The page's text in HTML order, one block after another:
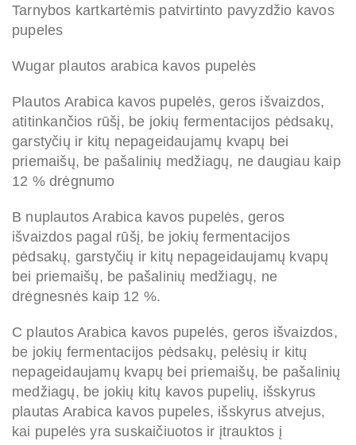
Tarnybos kartkartėmis patvirtinto pavyzdžio kavos
pupeles
Wugar plautos arabica kavos pupelės
Plautos Arabica kavos pupelės, geros išvaizdos,
atitinkančios rūšį, be jokių fermentacijos pėdsakų,
garstyčių ir kitų nepageidaujamų kvapų bei
priemaišų, be pašalinių medžiagų, ne daugiau kaip
12 % drėgnumo
B nuplautos Arabica kavos pupelės, geros
išvaizdos pagal rūšį, be jokių fermentacijos
pėdsakų, garstyčių ir kitų nepageidaujamų kvapų
bei priemaišų, be pašalinių medžiagų, ne
drėgnesnės kaip 12 %.
C plautos Arabica kavos pupelės, geros išvaizdos,
be jokių fermentacijos pėdsakų, pelėsių ir kitų
nepageidaujamų kvapų bei priemaišų, be pašalinių
medžiagų, be jokių kitų kavos pupelių, išskyrus
plautas Arabica kavos pupeles, išskyrus atvejus,
kai pupelės yra suskaičiuotos ir įtrauktos į